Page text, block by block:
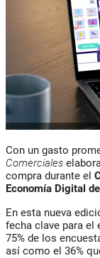
Con un gasto
Comerciales
compra durante el
Economía Digital
En esta nueva
fecha clave para el
75% de los
así como el 36%